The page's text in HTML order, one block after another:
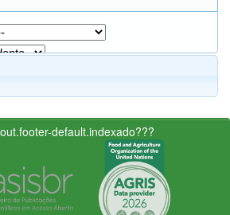
default.indexado???